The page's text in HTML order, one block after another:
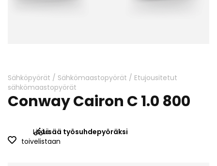
beginning
of
the
images
Sähköpyörät / Sähkömaastopyörät / Etujousitetut
sähkömaastopyörät
Conway Cairon C 1.0 800
Lisää
toivelistaan
Lisää työsuhdepyöräksi